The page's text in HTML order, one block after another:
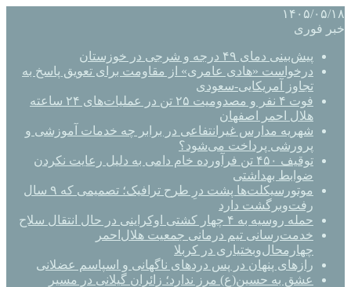
۱۴۰۵/۰۵/۱۸
خبر فوری
پیش‌بینی دمای ۴۹ درجه و شرجی در خوزستان
درخواست «هادی عامری» از مقاومت برای تعویق پاسخ به
تجاوز آمریکایی-سعودی
فوت ۴ نفر و مصدومیت ۲۵ تن در عملیات‌های ۲۴ ساعته
هلال احمر اصفهان
شهریه مدارس غیرانتفاعی در برابر چه خدمات آموزشی و
پرورشی پرداخت می‌شود؟
توقیف ۴۵۰ تن فرآورده خام دامی به دلیل رعایت نکردن
ضوابط بهداشتی
موتورسیکلت‌ها پشت درِ طرح ترافیک؛ تصمیمی که ۹ سال
رفت‌وبرگشت دارد
حمله روسیه به ۴ چهار کشتی اوکراینی در حال انتقال سلاح
خدمت‌رسانی تیم درمانی جمعیت هلال‌احمر
چهارمحال‌وبختیاری در کربلا
رازهای پنهان در پس دردهای ناگهانی و اسپاسم عضلانی
عشق به حسین(ع) مرز ندارد؛ زائران گیلانی در مسیر